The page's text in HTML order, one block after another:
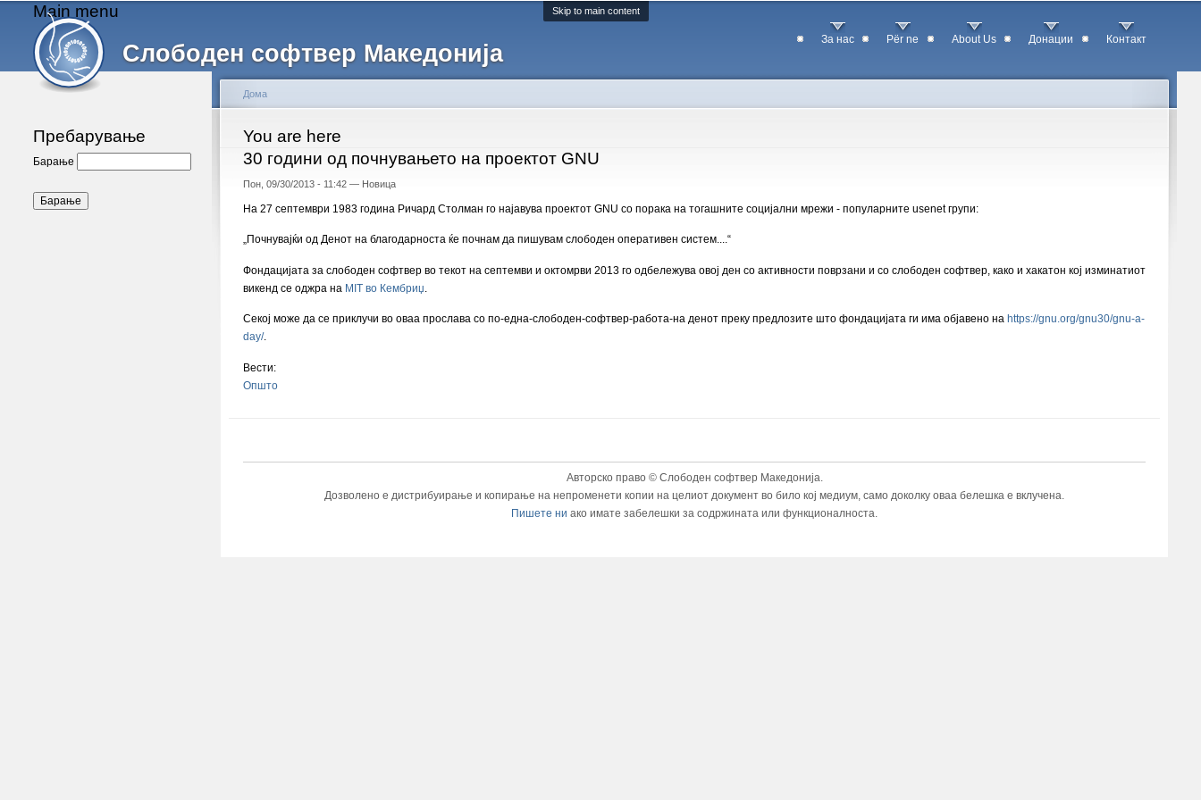
Skip to main content
Слободен софтвер Македонија
Main menu
За нас Për ne About Us Донации Контакт
Пребарување
Барање
You are here
Дома
30 години од почнувањето на проектот GNU
Пон, 09/30/2013 - 11:42 — Новица
На 27 септември 1983 година Ричард Столман го најавува проектот GNU со порака на тогашните социјални мрежи - популарните usenet групи:
„Почнувајќи од Денот на благодарноста ќе почнам да пишувам слободен оперативен систем....“
Фондацијата за слободен софтвер во текот на септемви и октомрви 2013 го одбележува овој ден со активности поврзани и со слободен софтвер, како и хакатон кој изминатиот
викенд се оджра на MIT во Кембриџ.
Секој може да се приклучи во оваа прослава со по-една-слободен-софтвер-работа-на денот преку предлозите што фондацијата ги има објавено на https://gnu.org/gnu30/gnu-a-
day/.
Вести:
Општо
Авторско право © Слободен софтвер Македонија.
Дозволено е дистрибуирање и копирање на непроменети копии на целиот документ во било кој медиум, само доколку оваа белешка е вклучена.
Пишете ни ако имате забелешки за содржината или функционалноста.